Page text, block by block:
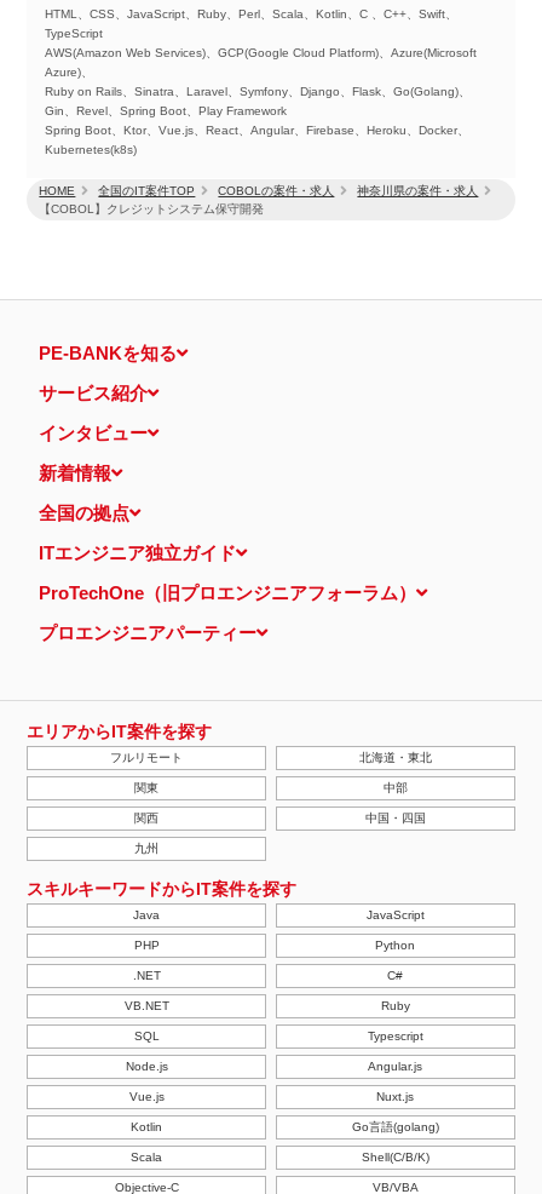
HOME 全国のIT案件TOP COBOLの案件・求人
神奈川県の案件・求人
【COBOL】クレジットシステム保守開発
HTML、CSS、JavaScript、Ruby、Perl、Scala、Kotlin、C 、C++、Swift、
TypeScript
AWS(Amazon Web Services)、GCP(Google Cloud Platform)、Azure(Microsoft
Azure)、
Ruby on Rails、Sinatra、Laravel、Symfony、Django、Flask、Go(Golang)、
Gin、Revel、Spring Boot、Play Framework
Spring Boot、Ktor、Vue.js、React、Angular、Firebase、Heroku、Docker、
Kubernetes(k8s)
PE-BANKを知る
サービス紹介
インタビュー
新着情報
全国の拠点
ITエンジニア独立ガイド
ProTechOne（旧プロエンジニアフォーラム）
プロエンジニアパーティー
エリアからIT案件を探す
フルリモート 北海道・東北
関東 中部
関西 中国・四国
九州
スキルキーワードからIT案件を探す
Java JavaScript
PHP Python
.NET C#
VB.NET Ruby
SQL Typescript
Node.js Angular.js
Vue.js Nuxt.js
Kotlin Go言語(golang)
Scala Shell(C/B/K)
Objective-C VB/VBA